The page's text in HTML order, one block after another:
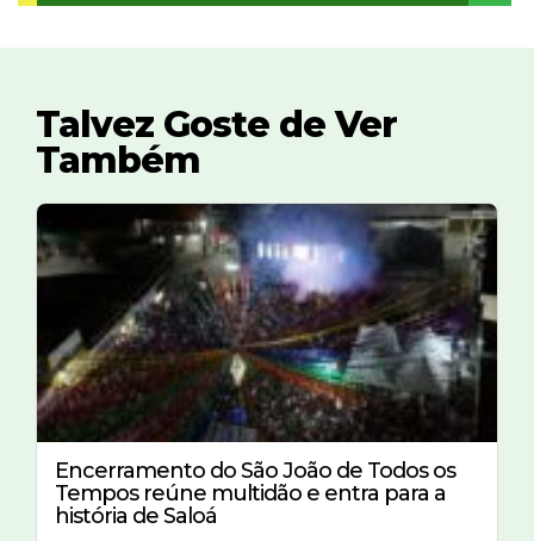
Talvez Goste de Ver
Também
Encerramento do São João de Todos os
Tempos reúne multidão e entra para a
história de Saloá